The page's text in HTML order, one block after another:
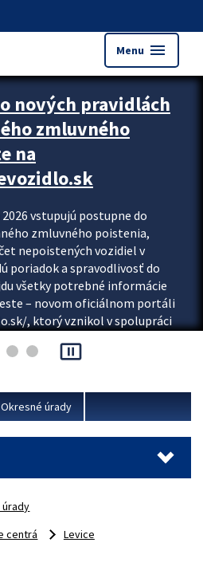
Menu menu
o nových pravidlách
zmluvného
na
vstupujú postupne do
zmluvného poistenia,
nepoistených vozidiel v
poriadok a spravodlivosť do
všetky potrebné informácie
– novom oficiálnom portáli
, ktorý vznikol v spolupráci
a Ministerstva vnútra SR.
pause_presentation
Okresné úrady
centrá
Levice